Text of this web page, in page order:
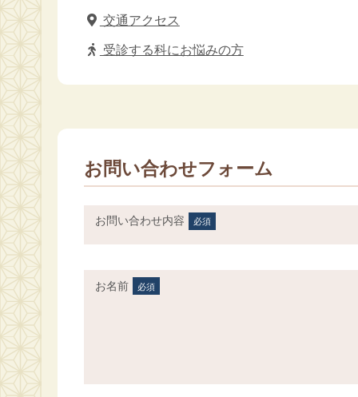
交通アクセス
受診する科にお悩みの方
お問い合わせフォーム
お問い合わせ内容 必須
お名前 必須